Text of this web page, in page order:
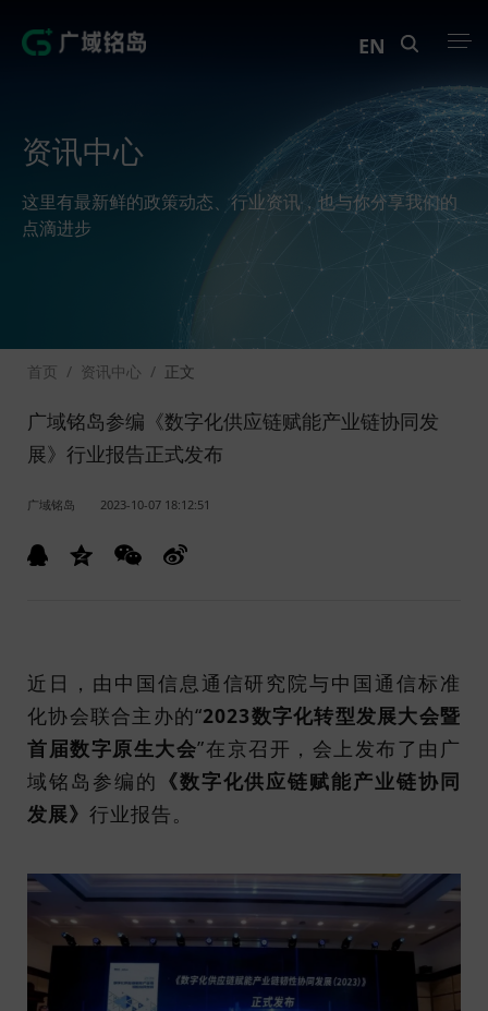
解决方案
案例中心
关于Geega
EN
资讯中心
这里有最新鲜的政策动态、行业资讯，也与你分享我们的
点滴进步
首页 / 资讯中心 / 正文
广域铭岛参编《数字化供应链赋能产业链协同发
展》行业报告正式发布
广域铭岛 2023-10-07 18:12:51
近日，由中国信息通信研究院与中国通信标准
化协会联合主办的“2023数字化转型发展大会暨
首届数字原生大会”在京召开，会上发布了由广
域铭岛参编的 《数字化供应链赋能产业链协同
发展》 行业报告。